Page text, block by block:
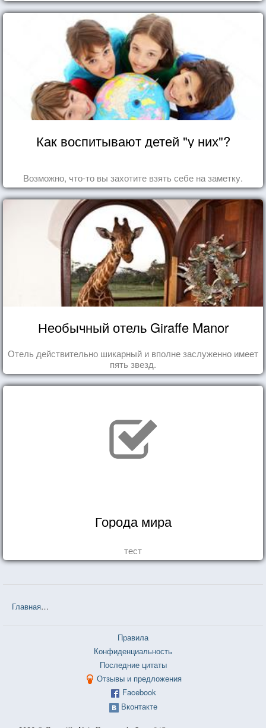
Как воспитывают детей "у них"?
Возможно, что-то вы захотите взять себе на заметку.
Необычный отель Giraffe Manor
Отель действительно шикарный и вполне заслуженно имеет
пять звезд.
Города мира
тест
Главная
Правила
Конфиденциальность
Последние цитаты
Отзывы и предложения
Facebook
Вконтакте